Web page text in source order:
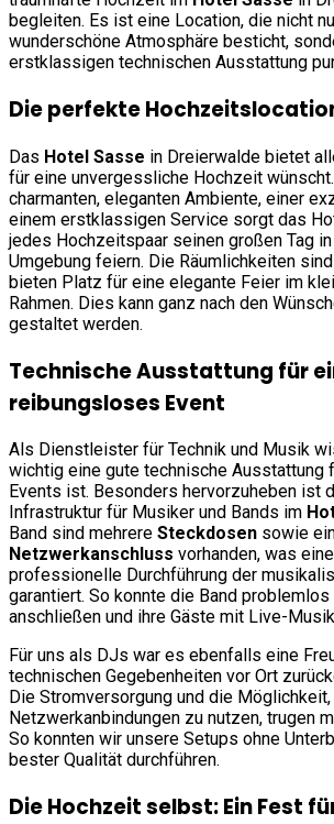
begleiten. Es ist eine Location, die nicht
wunderschöne Atmosphäre besticht,
erstklassigen technischen Ausstattung
Die perfekte
Das Hotel Sasse in Dreierwalde bietet
für eine unvergessliche Hochzeit
charmanten, eleganten Ambiente, einer
einem erstklassigen Service sorgt das
jedes Hochzeitspaar seinen großen Tag
Umgebung feiern. Die Räumlichkeiten
bieten Platz für eine elegante Feier im
Rahmen. Dies kann ganz nach den
gestaltet werden.
Technische Ausstattung für
reibungsloses Event
Als Dienstleister für Technik und Musik
wichtig eine gute technische Ausstattung
Events ist. Besonders hervorzuheben ist
Infrastruktur für Musiker und Bands im
Band sind mehrere Steckdosen sowie
Netzwerkanschluss vorhanden, was
professionelle Durchführung der
garantiert. So konnte die Band problemlos
anschließen und ihre Gäste mit Live-
Für uns als DJs war es ebenfalls eine
technischen Gegebenheiten vor Ort
Die Stromversorgung und die Möglichkeit,
Netzwerkanbindungen zu nutzen, trugen
So konnten wir unsere Setups ohne
bester Qualität durchführen.
Die Hochzeit selbst: Ein Fest